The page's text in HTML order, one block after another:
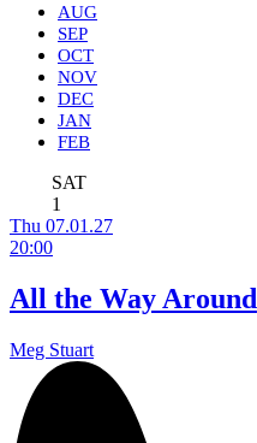
AUG
SEP
OCT
NOV
DEC
JAN
FEB
SAT
1
Thu 07.01.27
20:00
All the Way Around
Meg Stuart